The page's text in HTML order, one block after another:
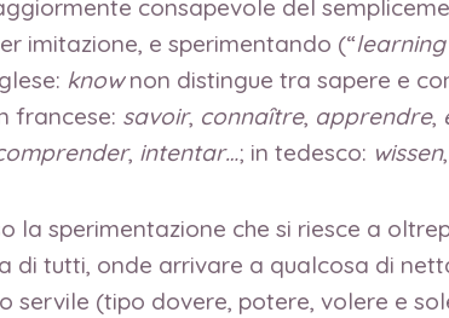
consapevole del
imitazione, e sperimentando (“
knownon distingue tra sapere e
francese: savoir, connaȋtre, apprendre,
, intentar…; in tedesco: wissen,
la sperimentazione che si riesce a
di tutti, onde arrivare a qualcosa di
servile (tipo dovere, potere, volere e